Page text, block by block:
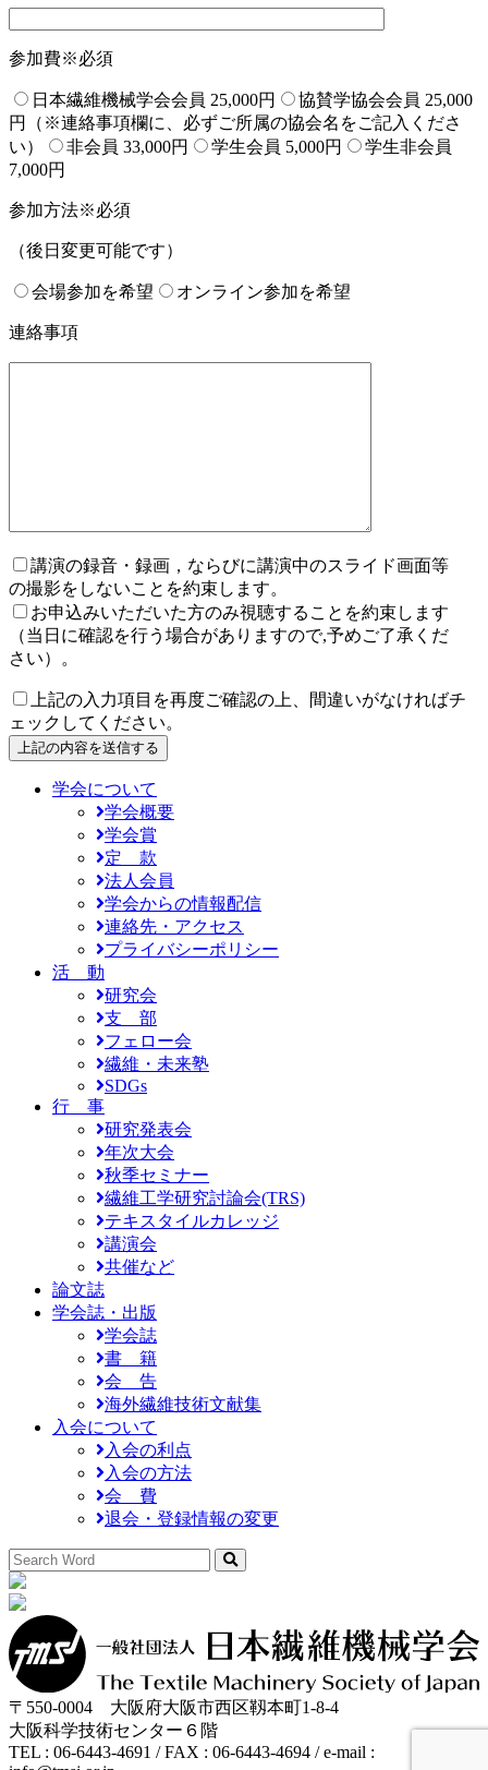
参加費※必須
日本繊維機械学会会員 25,000円
協賛学協会会員 25,000
円（※連絡事項欄に、必ずご所属の協会名をご記入くださ
い）
非会員 33,000円 学生会員 5,000円
学生非会員
7,000円
参加方法※必須
（後日変更可能です）
会場参加を希望 オンライン参加を希望
連絡事項
講演の録音・録画，ならびに講演中のスライド画面等
の撮影をしないことを約束します。
お申込みいただいた方のみ視聴することを約束します
（当日に確認を行う場合がありますので,予めご了承くだ
さい）。
上記の入力項目を再度ご確認の上、間違いがなければチ
ェックしてください。
学会について
学会概要
学会賞
定 款
法人会員
学会からの情報配信
連絡先・アクセス
プライバシーポリシー
活 動
研究会
支 部
フェロー会
繊維・未来塾
SDGs
行 事
研究発表会
年次大会
秋季セミナー
繊維工学研究討論会(TRS)
テキスタイルカレッジ
講演会
共催など
論文誌
学会誌・出版
学会誌
書 籍
会 告
海外繊維技術文献集
入会について
入会の利点
入会の方法
会 費
退会・登録情報の変更
〒550-0004 大阪府大阪市西区靱本町1-8-4
大阪科学技術センター６階
TEL : 06-6443-4691 / FAX : 06-6443-4694 / e-mail :